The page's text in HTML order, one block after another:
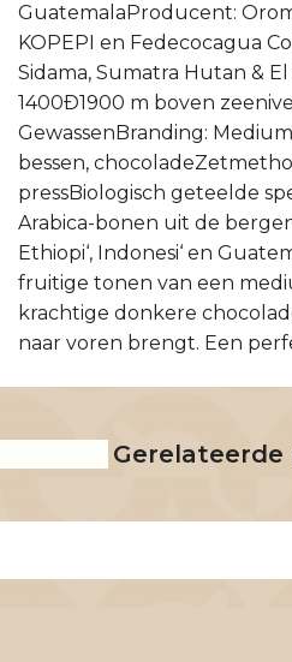
GuatemalaProducent:
KOPEPI en Fedecocagua
Sidama, Sumatra Hutan &
1400Ð1900 m boven
GewassenBranding:
bessen,
pressBiologisch geteelde
Arabica-bonen uit de
Ethiopi‘, Indonesi‘ en
fruitige tonen van een
krachtige donkere
naar voren brengt. Een